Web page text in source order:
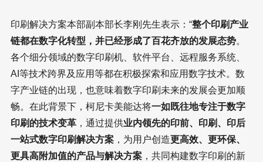
印刷解决方案本部副本部长李刚先生表示：“整个印刷产业
链都在数字化转型，并已经形成了百花齐放的发展态势。
各个细分领域的数字印刷机、软件平台、远程服务系统、
AI等技术跨界及应用等都在积极探索和应用数字技术。数
字产业链的出现，也意味着数字印刷未来的发展会更加顺
畅。在此背景下，柯尼卡美能达将一如既往地专注于数字
印刷的技术变革 ，通过提供业内领先的印前、印刷、印后
一站式数字印刷解决方案 ，为用户创造更高效、更环保、
更具高附加值的产品与解决方案 ，共同构建数字印刷的新